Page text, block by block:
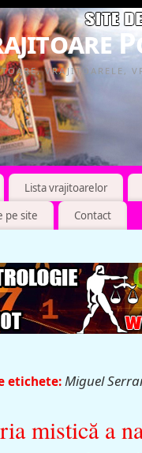
VRAJITOARELE,
Lista vrajitoarelor
pe site
Contact
etichete: Miguel
mistică a